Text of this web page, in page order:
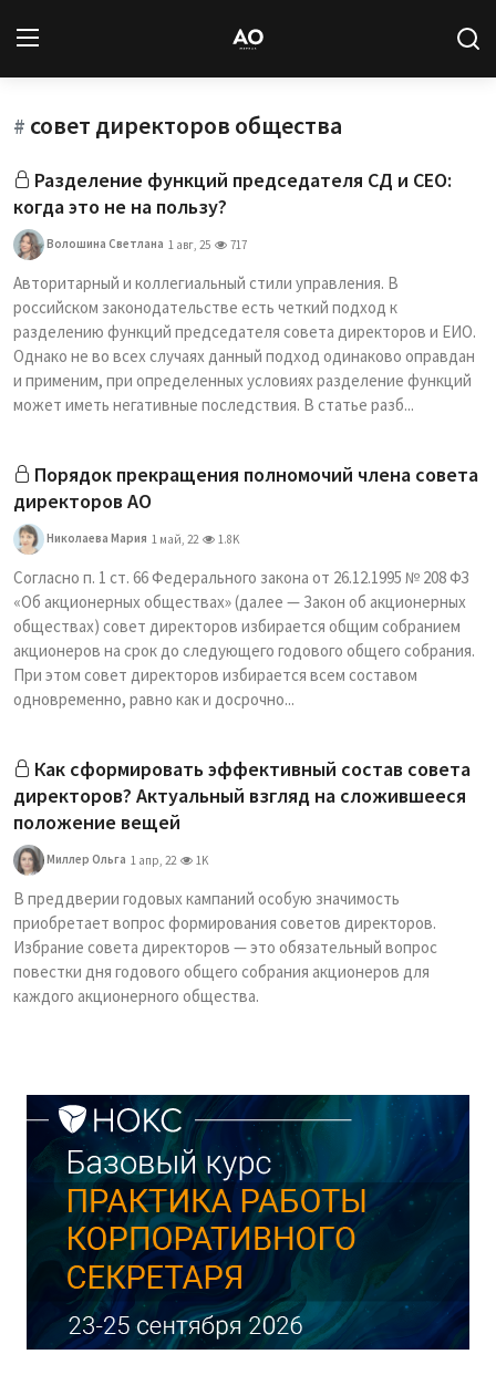
Вход Регистрация
Новости
Статьи
Авторы
Архив
База знаний
# совет директоров общества
Разделение функций председателя СД и CEO:
когда это не на пользу?
Волошина Светлана 1 авг, 25 717
Авторитарный и коллегиальный стили управления. В
российском законодательстве есть четкий подход к
разделению функций председателя совета директоров и ЕИО.
Однако не во всех случаях данный подход одинаково оправдан
и применим, при определенных условиях разделение функций
может иметь негативные последствия. В статье разб...
Порядок прекращения полномочий члена совета
директоров АО
Николаева Мария 1 май, 22 1.8K
Согласно п. 1 ст. 66 Федерального закона от 26.12.1995 № 208 ФЗ
«Об акционерных обществах» (далее — Закон об акционерных
обществах) совет директоров избирается общим собранием
акционеров на срок до следующего годового общего собрания.
При этом совет директоров избирается всем составом
одновременно, равно как и досрочно...
Как сформировать эффективный состав совета
директоров? Актуальный взгляд на сложившееся
положение вещей
Миллер Ольга 1 апр, 22 1K
В преддверии годовых кампаний особую значимость
приобретает вопрос формирования советов директоров.
Избрание совета директоров — это обязательный вопрос
повестки дня годового общего собрания акционеров для
каждого акционерного общества.